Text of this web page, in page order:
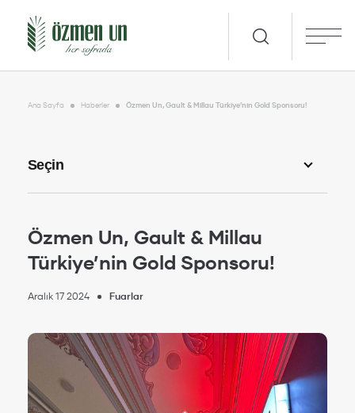
Ana Sayfa Haberler Özmen Un, Gault & Millau Türkiye’nin Gold Sponsoru!
Özmen Un, Gault & Millau
Türkiye’nin Gold Sponsoru!
Aralık 17 2024 Fuarlar